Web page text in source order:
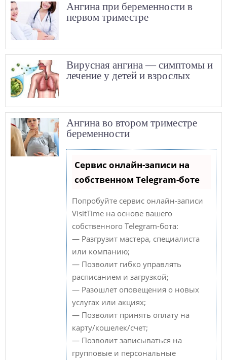
Ангина при беременности в
первом триместре
Вирусная ангина — симптомы и
лечение у детей и взрослых
Ангина во втором триместре
беременности
Сервис онлайн-записи на
собственном Telegram-боте
Попробуйте сервис онлайн-записи
VisitTime на основе вашего
собственного Telegram-бота:
— Разгрузит мастера, специалиста
или компанию;
— Позволит гибко управлять
расписанием и загрузкой;
— Разошлет оповещения о новых
услугах или акциях;
— Позволит принять оплату на
карту/кошелек/счет;
— Позволит записываться на
групповые и персональные